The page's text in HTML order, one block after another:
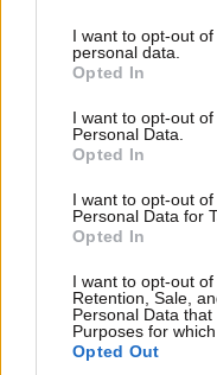
not limited to your visit
grant or deny consent
use your data for
consent section.
I want to opt-out
personal data.
Opted In
I want to opt-out
Personal Data.
Opted In
I want to opt-out
Personal Data for
Opted In
I want to opt-out of
Retention, Sale,
Personal Data
Purposes for
Opted Out
Ραπανάκια